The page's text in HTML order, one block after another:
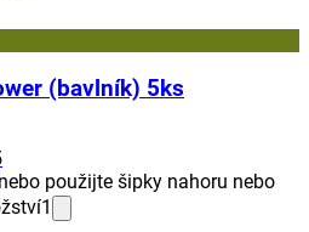
(bavlník) 5ks
použijte šipky nahoru nebo
1